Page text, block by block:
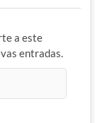
a este
entradas.